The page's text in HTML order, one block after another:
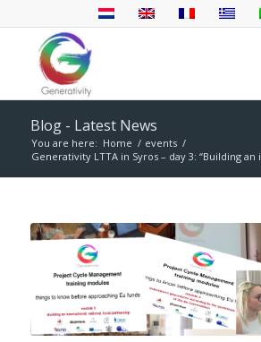
Blog - Latest News
You are here: Home / events /
Generativity LTTA in Syros – day 3: “Building